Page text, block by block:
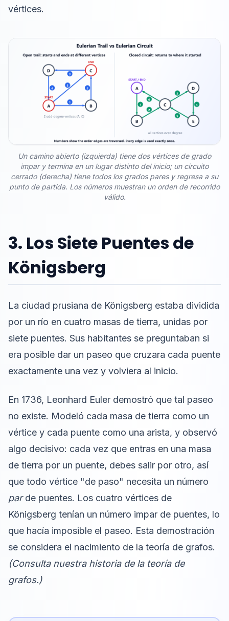
vértices.
Un camino abierto (izquierda) tiene dos vértices de grado
impar y termina en un lugar distinto del inicio; un circuito
cerrado (derecha) tiene todos los grados pares y regresa a su
punto de partida. Los números muestran un orden de recorrido
válido.
3. Los Siete Puentes de
Königsberg
La ciudad prusiana de Königsberg estaba dividida
por un río en cuatro masas de tierra, unidas por
siete puentes. Sus habitantes se preguntaban si
era posible dar un paseo que cruzara cada puente
exactamente una vez y volviera al inicio.
En 1736, Leonhard Euler demostró que tal paseo
no existe. Modeló cada masa de tierra como un
vértice y cada puente como una arista, y observó
algo decisivo: cada vez que entras en una masa
de tierra por un puente, debes salir por otro, así
que todo vértice "de paso" necesita un número
parde puentes. Los cuatro vértices de
Königsberg tenían un número impar de puentes, lo
que hacía imposible el paseo. Esta demostración
se considera el nacimiento de la teoría de grafos.
(Consulta nuestra historia de la teoría de
grafos.)